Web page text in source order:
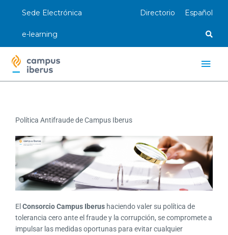
Sede Electrónica
e-learning
Directorio Español
Política Antifraude de Campus Iberus
ElConsorcio Campus Iberus haciendo valer su política de
tolerancia cero ante el fraude y la corrupción, se compromete a
impulsar las medidas oportunas para evitar cualquier